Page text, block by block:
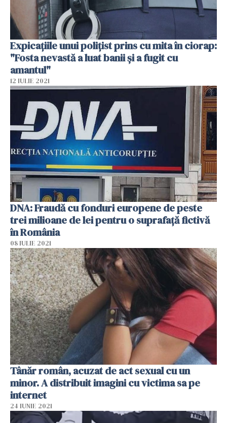
Expicaţiile unui poliţist prins cu mita în ciorap:
"Fosta nevastă a luat banii şi a fugit cu
amantul"
12 IULIE 2021
DNA: Fraudă cu fonduri europene de peste
trei milioane de lei pentru o suprafaţă fictivă
în România
08 IULIE 2021
Tânăr român, acuzat de act sexual cu un
minor. A distribuit imagini cu victima sa pe
internet
24 IUNIE 2021